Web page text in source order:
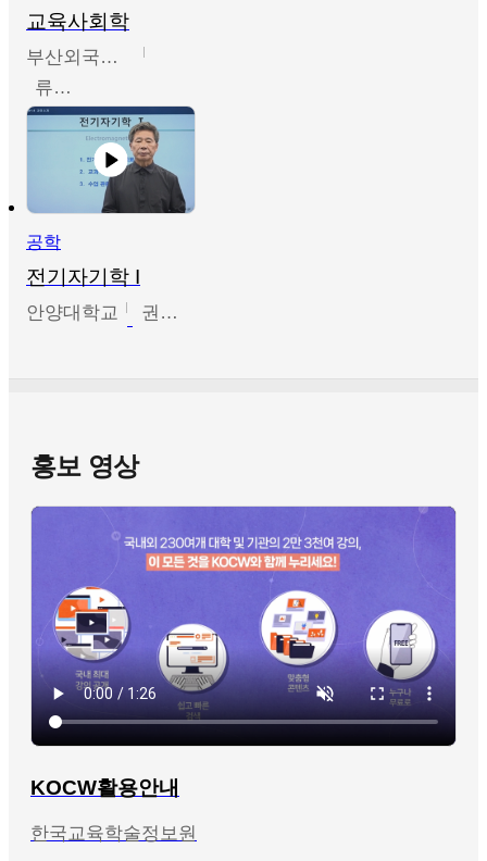
교육사회학
부산외국어대학교
류영철
공학
전기자기학 I
안양대학교 권원현
홍보 영상
KOCW활용안내
한국교육학술정보원